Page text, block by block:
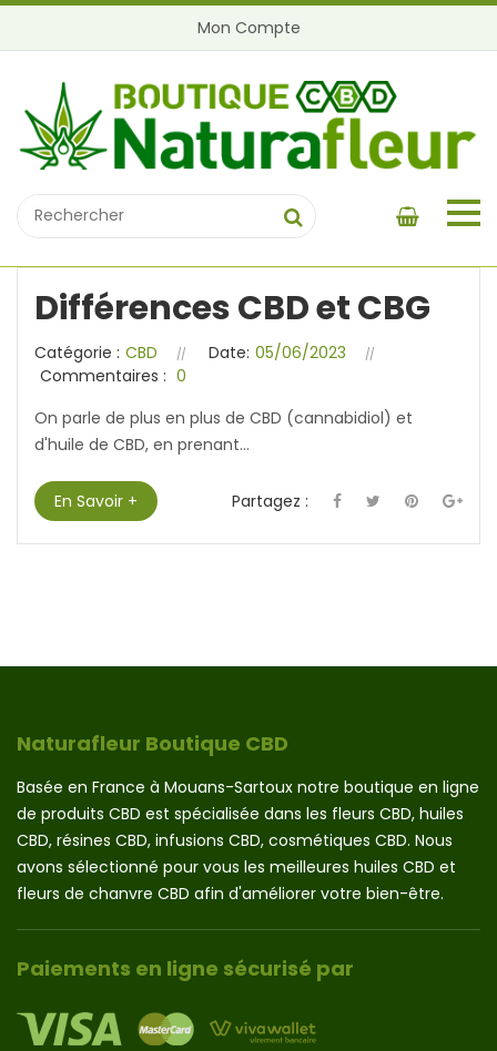
Mon Compte
Différences CBD et CBG
Catégorie : CBD Date: 05/06/2023
Commentaires : 0
On parle de plus en plus de CBD (cannabidiol) et
d'huile de CBD, en prenant...
En Savoir + Partagez :
Naturafleur Boutique CBD
Basée en France à Mouans-Sartoux notre boutique en ligne
de produits CBD est spécialisée dans les fleurs CBD, huiles
CBD, résines CBD, infusions CBD, cosmétiques CBD. Nous
avons sélectionné pour vous les meilleures huiles CBD et
fleurs de chanvre CBD afin d'améliorer votre bien-être.
Paiements en ligne sécurisé par